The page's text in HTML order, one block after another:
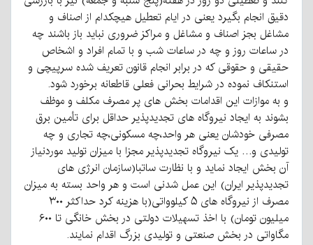
دقیق انجام بگیرد یعنی در ایام تعطیل هیچکدام از اصناف و
مشاغل بجز اصناف و مشاغل و مراکز ضروری نباید باز باشند چه
در ساعات روز و چه در ساعات شب و با تمام افراد و اشخاص
حقیقی و حقوقی که در برابر انجام قانون تعریف شده سرپیچی و
استنکاف نموده در شرایط بحرانی فعلی قاطعانه برخورد شود.
و به موازات این اقدامات بخش های پر مصرف مکلف و موظف
بشوند به ایجاد نیروگاه های تجدیدپذیر حداقل برای تأمین برق
مصرفی خودشان یعنی هر واحد،چه مسکونی،چه تجاری و چه
تولیدی و… یک نیروگاه تجدیدپذیر مجزا با میزان تولید موردنیاز
آن بخش ایجاد نماید و با نظارت ساتبا(سازمان انرژی های
تجدیدپذیر ایران) این عمل شدنی است و هر واحد بسته به میزان
مصرف از نیروگاه های ۵ کیلوواتی(با هزینه کرد حداکثر ۳۰۰
میلیون تومان) با اخذ تسهیلات دولتی در بخش خانگی تا ۶۰۰
مگاواتی در بخش صنعتی و تولیدی بزرگ اقدام نمایند.